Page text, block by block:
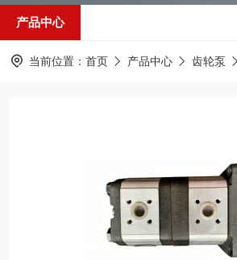
产品中心
当前位置： 首页 产品中心 齿轮泵